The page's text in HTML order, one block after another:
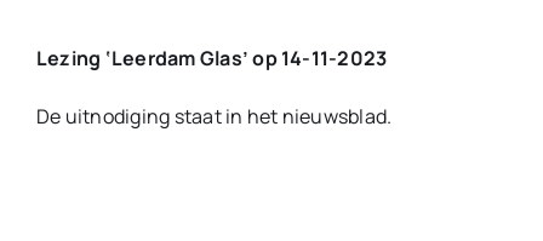
Lezing ‘Leerdam Glas’ op 14-11-2023
De uitnodiging staat in het nieuwsblad.